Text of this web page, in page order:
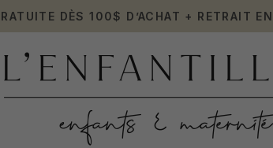
DÈS 100$ D’ACHAT + RETRAIT